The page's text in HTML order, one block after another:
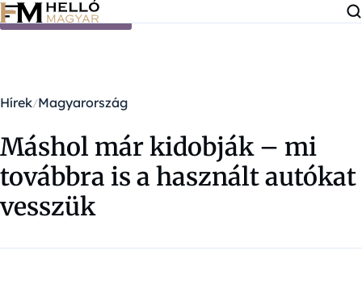
Ugrás a tartalomra
Hírek Magyarország
Máshol már kidobják – mi
továbbra is a használt autókat
vesszük